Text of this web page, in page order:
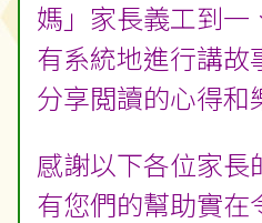
媽」家長義工到一
有系統地進行講故
分享閲讀的心得和
感謝以下各位家長
有您們的幫助實在